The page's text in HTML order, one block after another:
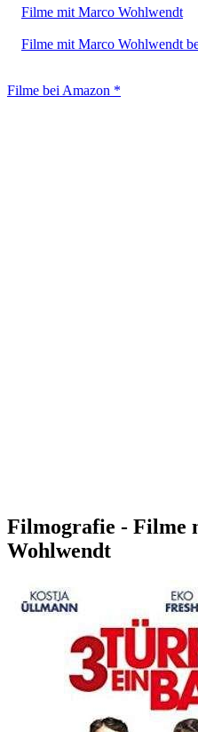
Filme mit Marco Wohlwendt
Filme mit Marco Wohlwendt
Filme bei Amazon *
Filmografie - Filme
Wohlwendt